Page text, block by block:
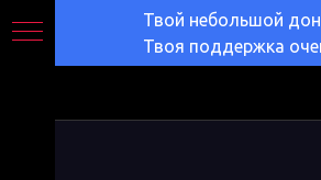
Твой небольшой
Твоя поддержка